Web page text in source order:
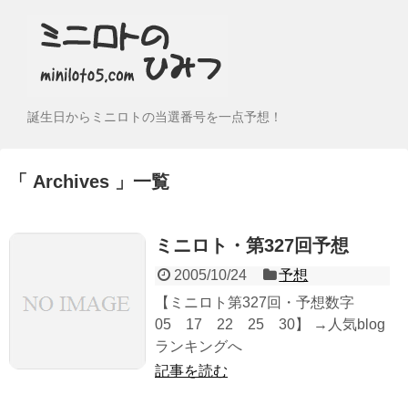
誕生日からミニロトの当選番号を一点予想！
Archives 一覧
ミニロト・第327回予想
2005/10/24
予想
【ミニロト第327回・予想数字
05 17 22 25 30】 →人気blog
ランキングへ
記事を読む